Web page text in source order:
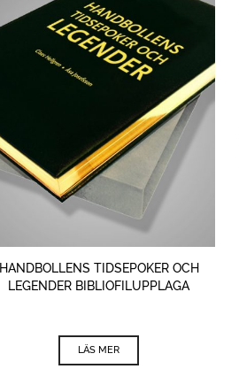
HANDBOLLENS TIDSEPOKER OCH
LEGENDER BIBLIOFILUPPLAGA
LÄS MER